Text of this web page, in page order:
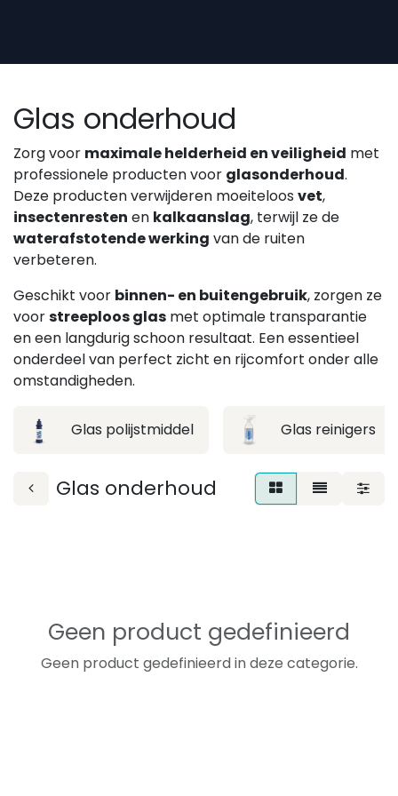
Glas onderhoud
Zorg voor maximale helderheid en veiligheid met
professionele producten voor glasonderhoud.
Deze producten verwijderen moeiteloos vet,
insectenresten en kalkaanslag, terwijl ze de
waterafstotende werking van de ruiten
verbeteren.
Geschikt voor binnen- en buitengebruik, zorgen ze
voorstreeploos glas met optimale transparantie
en een langdurig schoon resultaat. Een essentieel
onderdeel van perfect zicht en rijcomfort onder alle
omstandigheden.
Glas polijstmiddel Glas reinigers
Glas onderhoud
Geen product gedefinieerd
Geen product gedefinieerd in deze categorie.